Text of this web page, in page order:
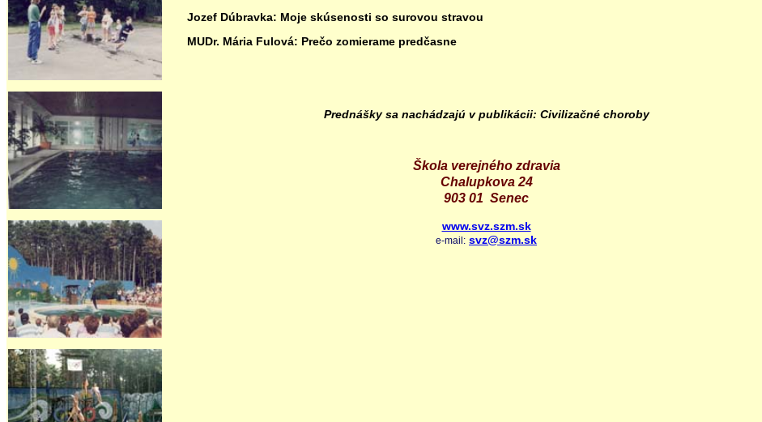
Jozef Dúbravka: Moje skúsenosti so surovou stravou
MUDr. Mária Fulová: Prečo zomierame predčasne
Prednášky sa nachádzajú v publikácii: Civilizačné choroby
Škola verejného zdravia
Chalupkova 24
903 01 Senec
www.svz.szm.sk
e-mail: svz@szm.sk